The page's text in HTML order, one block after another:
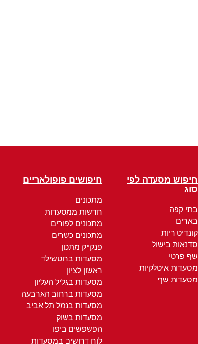
חיפוש מסעדה לפי
סוג
בתי קפה
בארים
קונדיטוריות
סדנאות בישול
שף פרטי
מסעדות איטלקיות
מסעדות שף
חיפושים פופולאריים
מתכונים
חדשות ממסעדות
מתכונים לפורים
מתכונים כשרים
פנקייק מתכון
מסעדות ברוטשילד
ראשון לציון
מסעדות בגליל העליון
מסעדות ברחוב הארבעה
מסעדות בנמל תל אביב
מסעדות בשוק
הפשפשים ביפו
לוח דרושים במסעדות